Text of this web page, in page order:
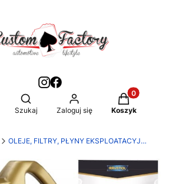
Otwórz wyszukiwarkę
Szukaj Zaloguj się
Produkty w
Koszyk
OLEJE, FILTRY, PŁYNY EKSPLOATACYJNE